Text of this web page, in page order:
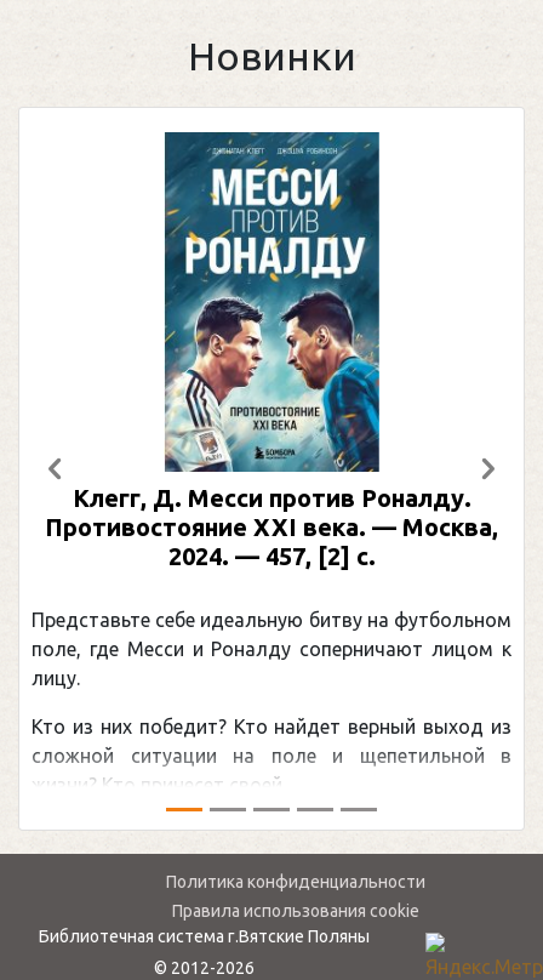
Новинки
Клегг, Д. Месси против Роналду.
Противостояние XXI века. — Москва,
2024. — 457, [2] с.
Представьте себе идеальную битву на футбольном
поле, где Месси и Роналду соперничают лицом к
лицу.
Кто из них победит? Кто найдет верный выход из
сложной ситуации на поле и щепетильной в
жизни? Кто принесет своей ...
Предыдущий
Политика конфиденциальности
Правила использования cookie
Библиотечная система г.Вятские Поляны
© 2012-2026